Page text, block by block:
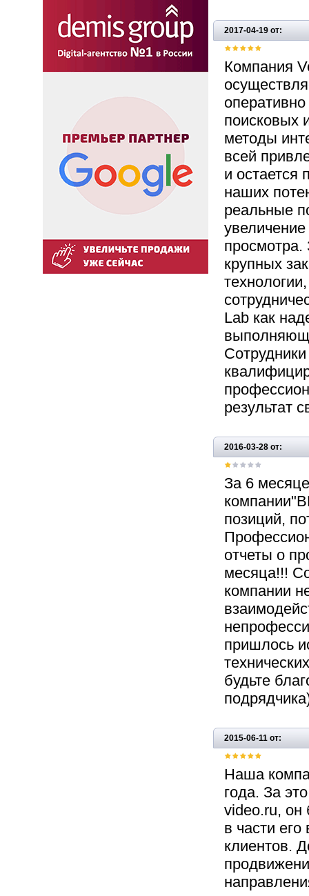
2017-04-19 от:
Компания
поисковых
методы
всей
и остается
наших
реальные
крупных
Lab как
результат
2016-03-28 от:
За 6
позиций,
отчеты о
месяца!!!
компании
пришлось
будьте
2015-06-11 от:
Наша
года. За
video.ru, он
в части
клиентов.